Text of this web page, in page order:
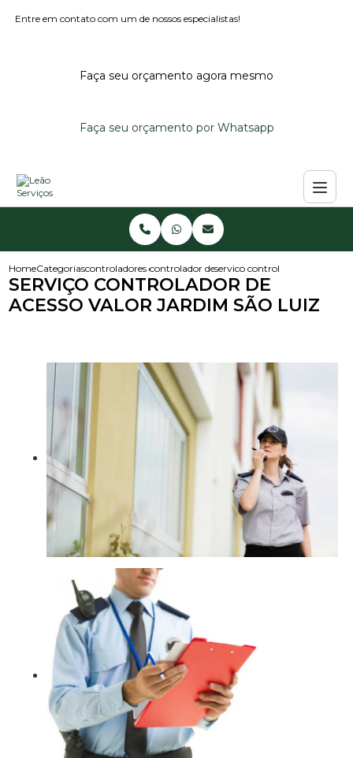
Entre em contato com um de nossos especialistas!
Faça seu orçamento agora mesmo
Faça seu orçamento por Whatsapp
HomeCategoriascontroladores de acessocontrolador de acesso para condominio
servico controlador de acesso
SERVIÇO CONTROLADOR DE
ACESSO VALOR JARDIM SÃO LUIZ